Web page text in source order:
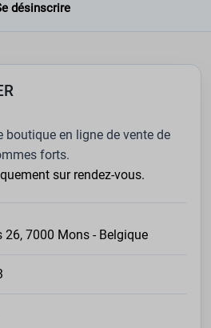
désinscrire
boutique en ligne de vente de
forts.
sur rendez-vous.
26, 7000 Mons - Belgique